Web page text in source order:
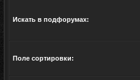
Искать в подфорумах:
Поле сортировки: